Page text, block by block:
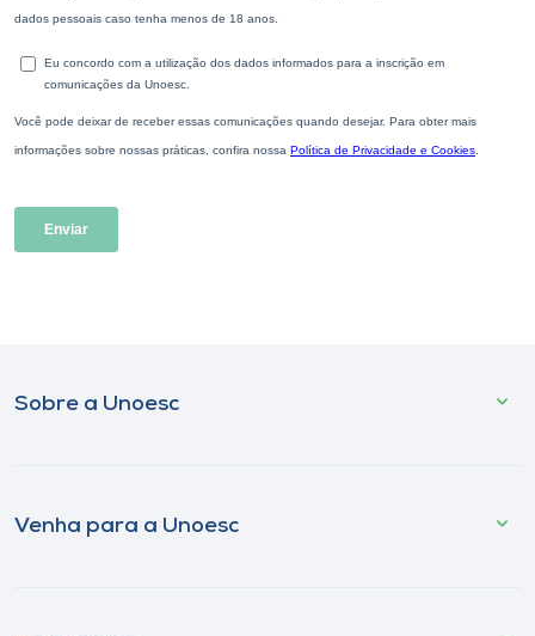
Sobre a Unoesc
Venha para a Unoesc